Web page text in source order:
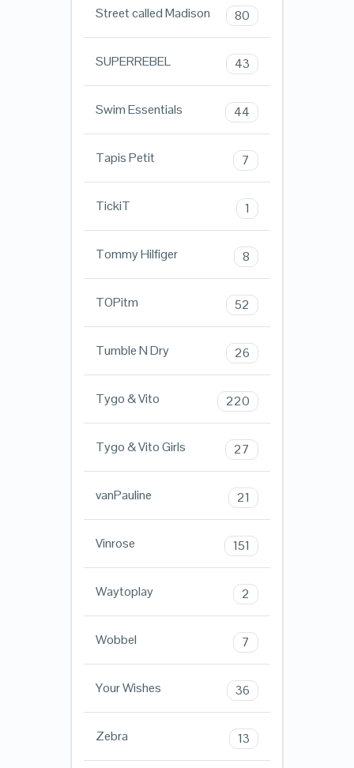
Street called Madison 80
SUPERREBEL 43
Swim Essentials 44
Tapis Petit 7
TickiT 1
Tommy Hilfiger 8
TOPitm 52
Tumble N Dry 26
Tygo & Vito 220
Tygo & Vito Girls 27
vanPauline 21
Vinrose 151
Waytoplay 2
Wobbel 7
Your Wishes 36
Zebra 13